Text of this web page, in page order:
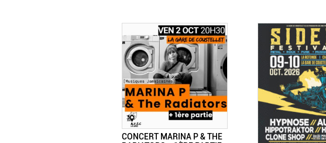
CONCERT MARINA P & THE